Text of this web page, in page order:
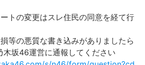
トの変更はスレ住民の同意を経て行
等の悪質な書き込みがありましたら
木坂46運営に通報してください